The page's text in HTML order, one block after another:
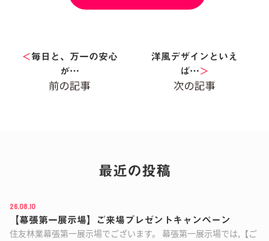
＜毎日と、万一の安心
が…
洋風デザインといえ
ば…＞
最近の投稿
26.08.10
【幕張第一展示場】ご来場プレゼントキャンペーン
住友林業幕張第一展示場でございます。 幕張第一展示場では,【ご